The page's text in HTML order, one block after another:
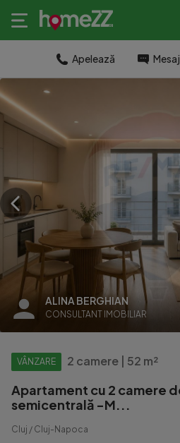
Apelează Mesaj
ALINA BERGHIAN
CONSULTANT IMOBILIAR
VÂNZARE 2 camere | 52 m²
Apartament cu 2 camere
semicentrală -M...
Cluj / Cluj-Napoca